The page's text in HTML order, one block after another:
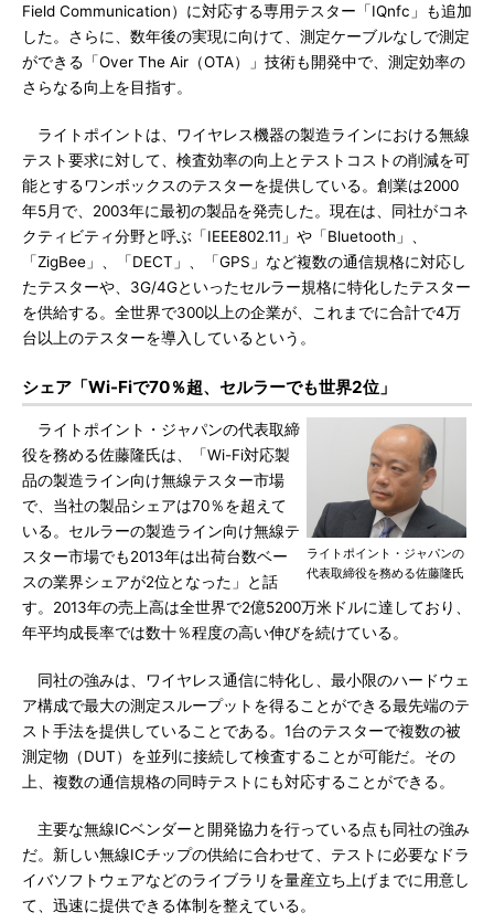
Field Communication）に対応する専用テスター「IQnfc」も追加
した。さらに、数年後の実現に向けて、測定ケーブルなしで測定
ができる「Over The Air（OTA）」技術も開発中で、測定効率の
さらなる向上を目指す。
ライトポイントは、ワイヤレス機器の製造ラインにおける無線
テスト要求に対して、検査効率の向上とテストコストの削減を可
能とするワンボックスのテスターを提供している。創業は2000
年5月で、2003年に最初の製品を発売した。現在は、同社がコネ
クティビティ分野と呼ぶ「IEEE802.11」や「Bluetooth」、
「ZigBee」、「DECT」、「GPS」など複数の通信規格に対応し
たテスターや、3G/4Gといったセルラー規格に特化したテスター
を供給する。全世界で300以上の企業が、これまでに合計で4万
台以上のテスターを導入しているという。
シェア「Wi-Fiで70％超、セルラーでも世界2位」
ライトポイント・ジャパンの
代表取締役を務める佐藤隆氏
ライトポイント・ジャパンの代表取締
役を務める佐藤隆氏は、「Wi-Fi対応製
品の製造ライン向け無線テスター市場
で、当社の製品シェアは70％を超えて
いる。セルラーの製造ライン向け無線テ
スター市場でも2013年は出荷台数ベー
スの業界シェアが2位となった」と話
す。2013年の売上高は全世界で2億5200万米ドルに達しており、
年平均成長率では数十％程度の高い伸びを続けている。
同社の強みは、ワイヤレス通信に特化し、最小限のハードウェ
ア構成で最大の測定スループットを得ることができる最先端のテ
スト手法を提供していることである。1台のテスターで複数の被
測定物（DUT）を並列に接続して検査することが可能だ。その
上、複数の通信規格の同時テストにも対応することができる。
主要な無線ICベンダーと開発協力を行っている点も同社の強み
だ。新しい無線ICチップの供給に合わせて、テストに必要なドラ
イバソフトウェアなどのライブラリを量産立ち上げまでに用意し
て、迅速に提供できる体制を整えている。